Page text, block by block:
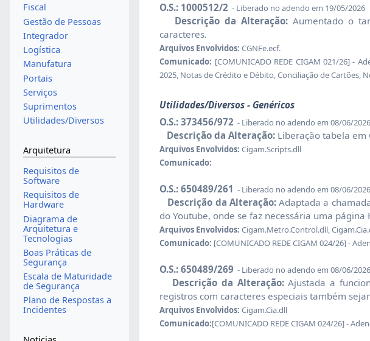
O.S.: 1000512/2 - Liberado no adendo em 19/05/2026
Descrição da Alteração:Aumentado o
caracteres.
Arquivos Envolvidos: CGNFe.ecf.
Comunicado: [COMUNICADO REDE CIGAM 021/26] -
2025, Notas de Crédito e Débito, Conciliação de Cartões,
Utilidades/Diversos - Genéricos
O.S.: 373456/972 - Liberado no adendo em 08/06/2026
Descrição da Alteração: Liberação tabela em
Arquivos Envolvidos: Cigam.Scripts.dll
Comunicado:
O.S.: 650489/261 - Liberado no adendo em 08/06/2026
Descrição da Alteração:Adaptada a
do Youtube, onde se faz necessária uma
Arquivos Envolvidos: Cigam.Metro.Control.dll,
Comunicado: [COMUNICADO REDE CIGAM 024/26] -
O.S.: 650489/269 - Liberado no adendo em 08/06/2026
Descrição da Alteração:Ajustada a
registros com caracteres especiais também
Arquivos Envolvidos: Cigam.Cia.dll
Comunicado:[COMUNICADO REDE CIGAM 024/26] -
Fiscal
Gestão de Pessoas
Integrador
Logística
Manufatura
Portais
Serviços
Suprimentos
Utilidades/Diversos
Arquitetura
Requisitos de
Software
Requisitos de
Hardware
Diagrama de
Arquitetura e
Tecnologias
Boas Práticas de
Segurança
Escala de Maturidade
de Segurança
Plano de Respostas a
Incidentes